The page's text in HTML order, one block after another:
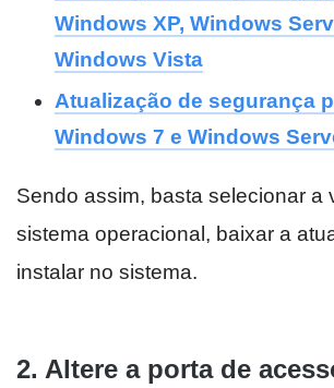
Windows XP, Windows
Windows Vista
Atualização de segurança
Windows 7 e Windows
Sendo assim, basta selecionar a
sistema operacional, baixar a
instalar no sistema.
2. Altere a porta de